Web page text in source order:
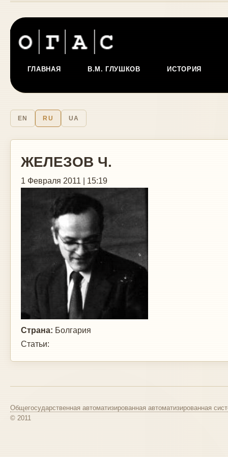
ГЛАВНАЯ В.М. ГЛУШКОВ ИСТОРИЯ
EN RU UA
ЖЕЛЕЗОВ Ч.
1 Февраля 2011 | 15:19
Страна: Болгария
Статьи:
Общегосударственная автоматизированная автоматизированная
© 2011